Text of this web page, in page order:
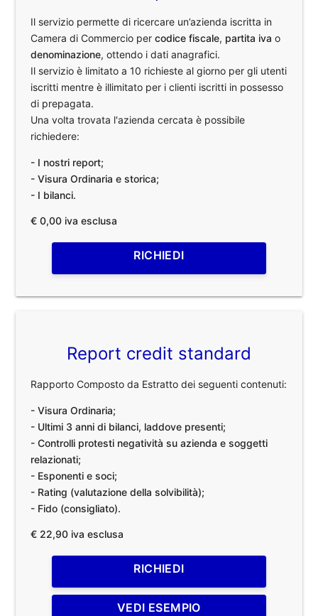
Il servizio permette di ricercare un’azienda iscritta in
Camera di Commercio percodice fiscale, partita iva o
denominazione, ottendo i dati anagrafici.
Il servizio è limitato a 10 richieste al giorno per gli utenti
iscritti mentre è illimitato per i clienti iscritti in possesso
di prepagata.
Una volta trovata l'azienda cercata è possibile
richiedere:
- I nostri report;
- Visura Ordinaria e storica;
- I bilanci.
€ 0,00 iva esclusa
RICHIEDI
Report credit standard
Rapporto Composto da Estratto dei seguenti contenuti:
- Visura Ordinaria;
- Ultimi 3 anni di bilanci, laddove presenti;
- Controlli protesti negatività su azienda e soggetti
relazionati;
- Esponenti e soci;
- Rating (valutazione della solvibilità);
- Fido (consigliato).
€ 22,90 iva esclusa
RICHIEDI
VEDI ESEMPIO